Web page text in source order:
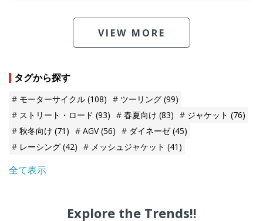
VIEW MORE
タグから探す
モーターサイクル (108) ツーリング (99)
ストリート・ロード (93) 春夏向け (83) ジャケット (76)
秋冬向け (71) AGV(56) ダイネーゼ(45)
レーシング (42) メッシュジャケット (41)
全て表示
Explore the Trends!!